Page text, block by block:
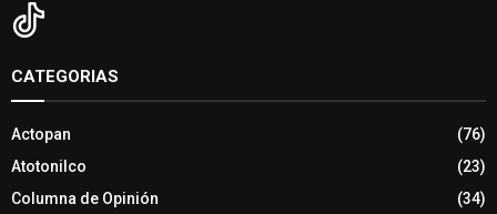
CATEGORIAS
Actopan
(76)
Atotonilco
(23)
Columna de Opinión
(34)